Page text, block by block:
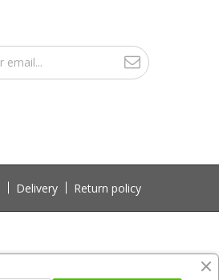
Delivery Return policy